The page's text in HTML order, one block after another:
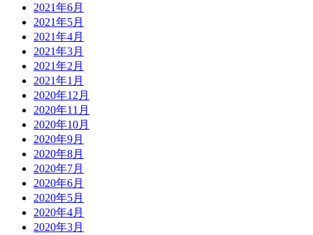
2021年6月
2021年5月
2021年4月
2021年3月
2021年2月
2021年1月
2020年12月
2020年11月
2020年10月
2020年9月
2020年8月
2020年7月
2020年6月
2020年5月
2020年4月
2020年3月